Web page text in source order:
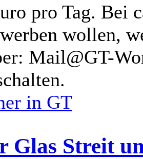
pro Tag. Bei
wollen,
Mail@GT-
in GT
Glas Streit